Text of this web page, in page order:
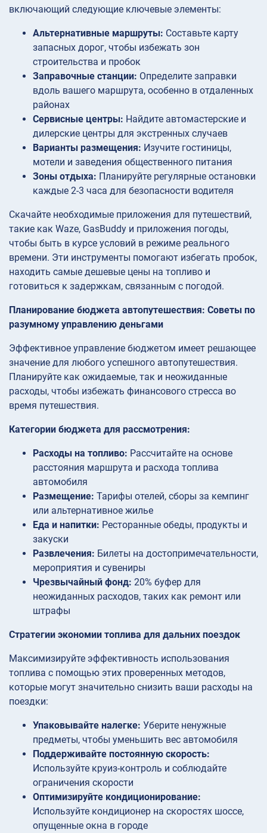
включающий следующие ключевые элементы:
Альтернативные маршруты: Составьте карту
запасных дорог, чтобы избежать зон
строительства и пробок
Заправочные станции: Определите заправки
вдоль вашего маршрута, особенно в отдаленных
районах
Сервисные центры: Найдите автомастерские и
дилерские центры для экстренных случаев
Варианты размещения: Изучите гостиницы,
мотели и заведения общественного питания
Зоны отдыха: Планируйте регулярные остановки
каждые 2-3 часа для безопасности водителя
Скачайте необходимые приложения для путешествий,
такие как Waze, GasBuddy и приложения погоды,
чтобы быть в курсе условий в режиме реального
времени. Эти инструменты помогают избегать пробок,
находить самые дешевые цены на топливо и
готовиться к задержкам, связанным с погодой.
Планирование бюджета автопутешествия: Советы по
разумному управлению деньгами
Эффективное управление бюджетом имеет решающее
значение для любого успешного автопутешествия.
Планируйте как ожидаемые, так и неожиданные
расходы, чтобы избежать финансового стресса во
время путешествия.
Категории бюджета для рассмотрения:
Расходы на топливо: Рассчитайте на основе
расстояния маршрута и расхода топлива
автомобиля
Размещение: Тарифы отелей, сборы за кемпинг
или альтернативное жилье
Еда и напитки: Ресторанные обеды, продукты и
закуски
Развлечения: Билеты на достопримечательности,
мероприятия и сувениры
Чрезвычайный фонд: 20% буфер для
неожиданных расходов, таких как ремонт или
штрафы
Стратегии экономии топлива для дальних поездок
Максимизируйте эффективность использования
топлива с помощью этих проверенных методов,
которые могут значительно снизить ваши расходы на
поездки:
Упаковывайте налегке: Уберите ненужные
предметы, чтобы уменьшить вес автомобиля
Поддерживайте постоянную скорость:
Используйте круиз-контроль и соблюдайте
ограничения скорости
Оптимизируйте кондиционирование:
Используйте кондиционер на скоростях шоссе,
опущенные окна в городе